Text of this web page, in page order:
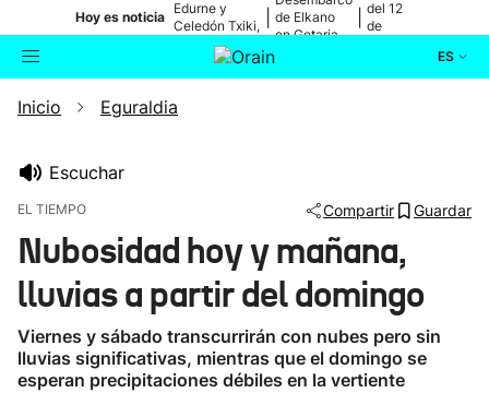
Hoy es noticia
Edurne y
Celedón Txiki,
en directo
de Elkano
en Getaria
del 12
de
ES
Buscador
Ikusmiran
Eguraldia
Inicio Eguraldia
Escuchar
EL TIEMPO Compartir Guardar
Nubosidad hoy y mañana,
lluvias a partir del domingo
Viernes y sábado transcurrirán con nubes pero sin
lluvias significativas, mientras que el domingo se
esperan precipitaciones débiles en la vertiente